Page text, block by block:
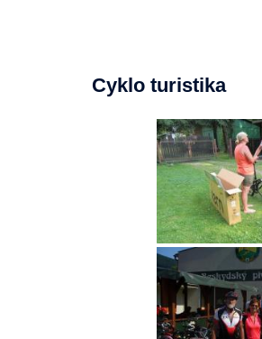
Cyklo turistika